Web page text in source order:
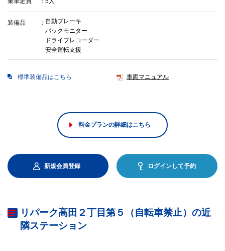
装備品
自動ブレーキ
バックモニター
ドライブレコーダー
安全運転支援
標準装備品はこちら 車両マニュアル
料金プランの詳細はこちら
新規会員登録 ログインして予約
リパーク高田２丁目第５（自転車禁止）の近
隣ステーション